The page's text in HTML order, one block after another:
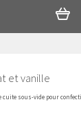
et vanille
sous-vide pour